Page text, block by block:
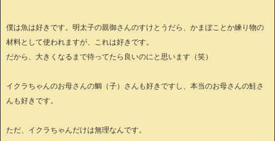
僕は魚は好きです。明太子の親御さんのすけとうだら、かまぼことか練り物の
材料として使われますが、これは好きです。
だから、大きくなるまで待ってたら良いのにと思います（笑）
イクラちゃんのお母さんの鯛（子）さんも好きですし、本当のお母さんの鮭さ
んも好きです。
ただ、イクラちゃんだけは無理なんです。